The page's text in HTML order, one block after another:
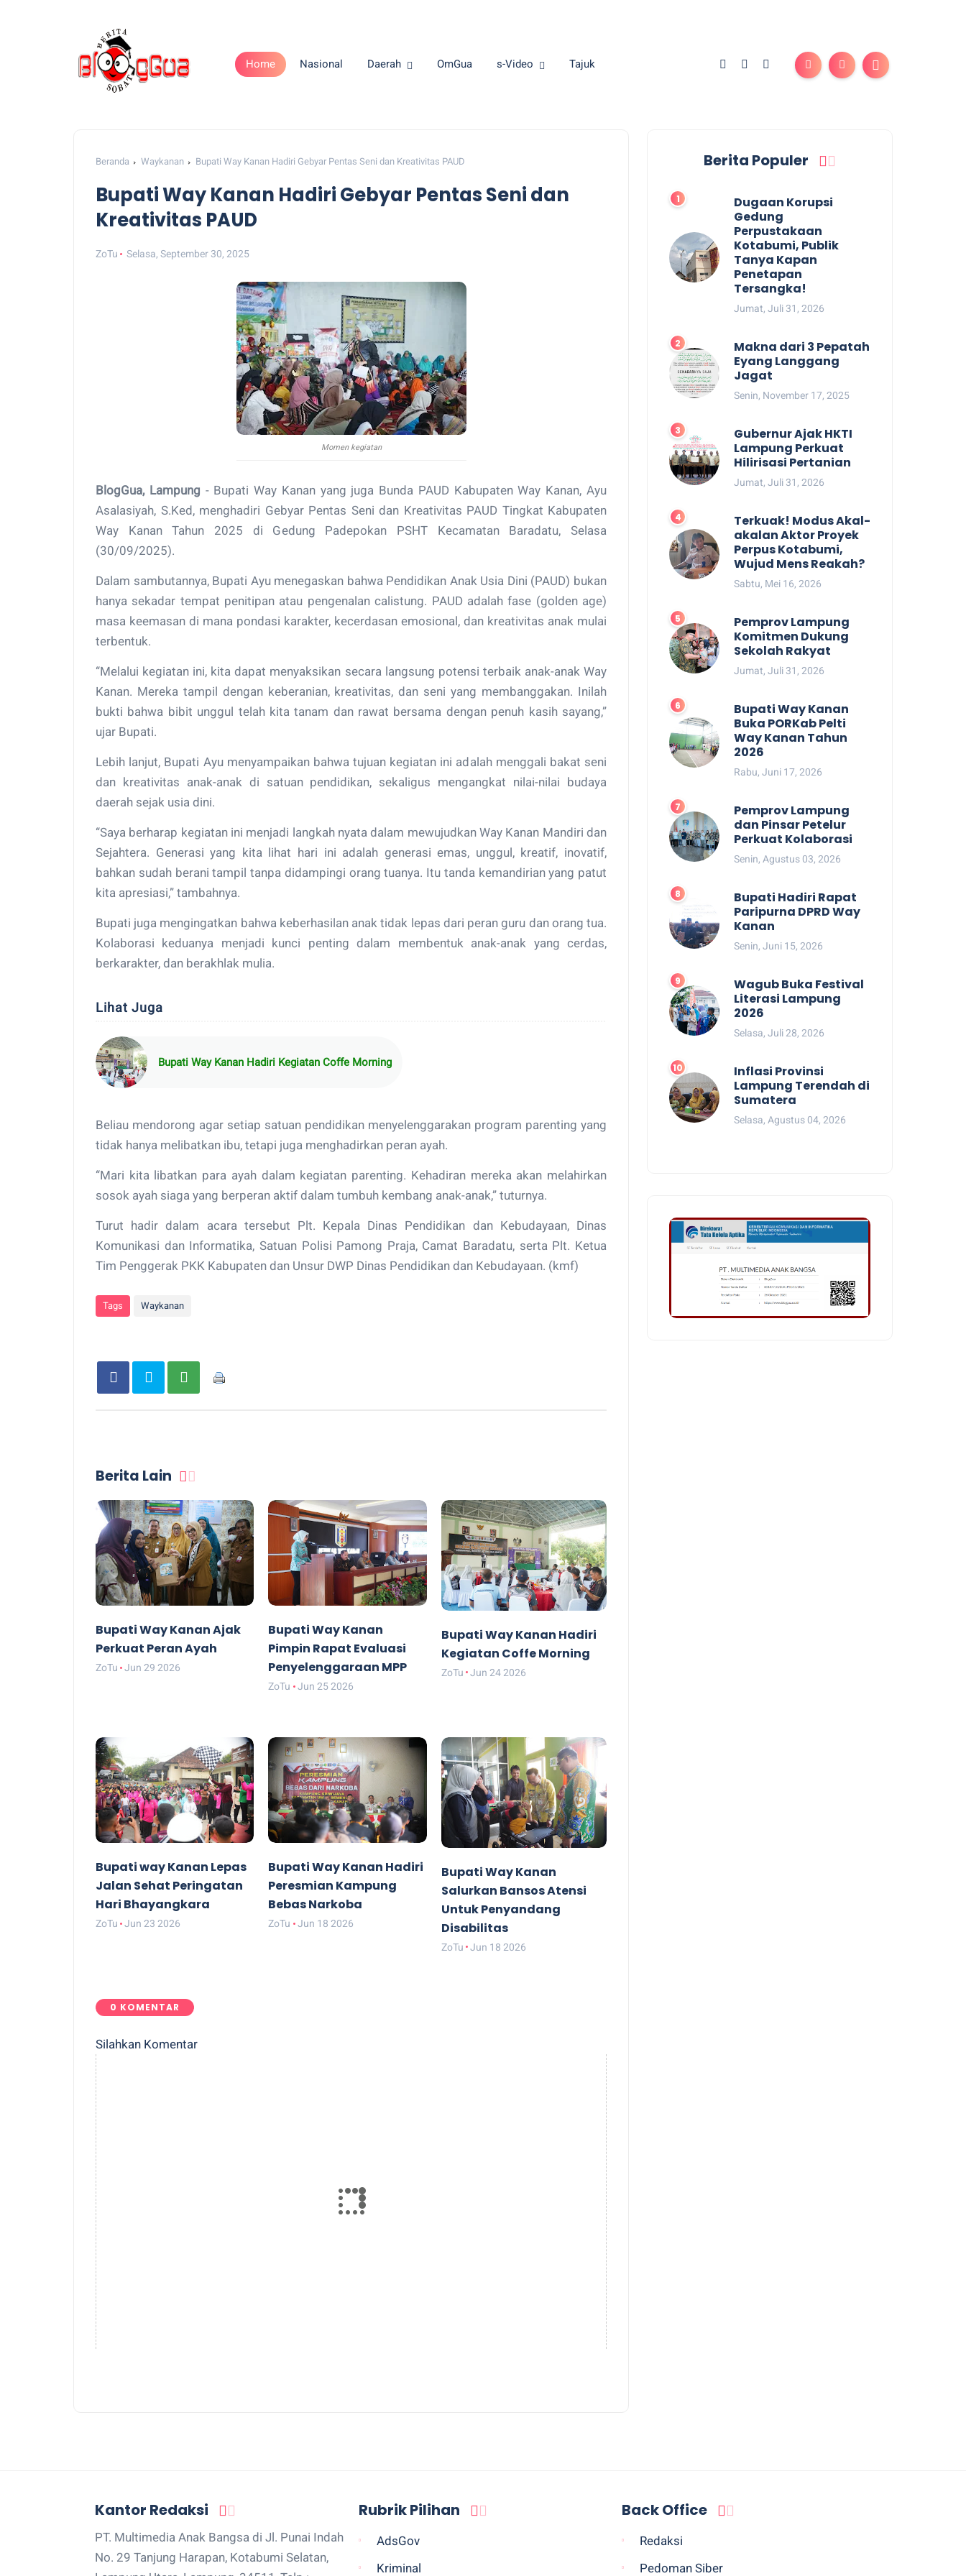
Home Nasional Daerah OmGua s-Video Tajuk
Beranda Waykanan Bupati Way Kanan Hadiri Gebyar Pentas Seni dan Kreativitas PAUD
Bupati Way Kanan Hadiri Gebyar Pentas Seni dan
Kreativitas PAUD
ZoTu Selasa, September 30, 2025
Momen kegiatan
BlogGua, Lampung - Bupati Way Kanan yang juga Bunda PAUD Kabupaten Way Kanan, Ayu
Asalasiyah, S.Ked, menghadiri Gebyar Pentas Seni dan Kreativitas PAUD Tingkat Kabupaten
Way Kanan Tahun 2025 di Gedung Padepokan PSHT Kecamatan Baradatu, Selasa
(30/09/2025).
Dalam sambutannya, Bupati Ayu menegaskan bahwa Pendidikan Anak Usia Dini (PAUD) bukan
hanya sekadar tempat penitipan atau pengenalan calistung. PAUD adalah fase (golden age)
masa keemasan di mana pondasi karakter, kecerdasan emosional, dan kreativitas anak mulai
terbentuk.
“Melalui kegiatan ini, kita dapat menyaksikan secara langsung potensi terbaik anak-anak Way
Kanan. Mereka tampil dengan keberanian, kreativitas, dan seni yang membanggakan. Inilah
bukti bahwa bibit unggul telah kita tanam dan rawat bersama dengan penuh kasih sayang,”
ujar Bupati.
Lebih lanjut, Bupati Ayu menyampaikan bahwa tujuan kegiatan ini adalah menggali bakat seni
dan kreativitas anak-anak di satuan pendidikan, sekaligus mengangkat nilai-nilai budaya
daerah sejak usia dini.
“Saya berharap kegiatan ini menjadi langkah nyata dalam mewujudkan Way Kanan Mandiri dan
Sejahtera. Generasi yang kita lihat hari ini adalah generasi emas, unggul, kreatif, inovatif,
bahkan sudah berani tampil tanpa didampingi orang tuanya. Itu tanda kemandirian yang patut
kita apresiasi,” tambahnya.
Bupati juga mengingatkan bahwa keberhasilan anak tidak lepas dari peran guru dan orang tua.
Kolaborasi keduanya menjadi kunci penting dalam membentuk anak-anak yang cerdas,
berkarakter, dan berakhlak mulia.
Lihat Juga
Bupati Way Kanan Hadiri Kegiatan Coffe Morning
Beliau mendorong agar setiap satuan pendidikan menyelenggarakan program parenting yang
tidak hanya melibatkan ibu, tetapi juga menghadirkan peran ayah.
“Mari kita libatkan para ayah dalam kegiatan parenting. Kehadiran mereka akan melahirkan
sosok ayah siaga yang berperan aktif dalam tumbuh kembang anak-anak,” tuturnya.
Turut hadir dalam acara tersebut Plt. Kepala Dinas Pendidikan dan Kebudayaan, Dinas
Komunikasi dan Informatika, Satuan Polisi Pamong Praja, Camat Baradatu, serta Plt. Ketua
Tim Penggerak PKK Kabupaten dan Unsur DWP Dinas Pendidikan dan Kebudayaan. (kmf)
Tags Waykanan
Berita Lain
Bupati Way Kanan Ajak
Perkuat Peran Ayah
ZoTu Jun 29 2026
Bupati Way Kanan
Pimpin Rapat Evaluasi
Penyelenggaraan MPP
ZoTu Jun 25 2026
Bupati Way Kanan Hadiri
Kegiatan Coffe Morning
ZoTu Jun 24 2026
Bupati way Kanan Lepas
Jalan Sehat Peringatan
Hari Bhayangkara
ZoTu Jun 23 2026
Bupati Way Kanan Hadiri
Peresmian Kampung
Bebas Narkoba
ZoTu Jun 18 2026
Bupati Way Kanan
Salurkan Bansos Atensi
Untuk Penyandang
Disabilitas
ZoTu Jun 18 2026
0 KOMENTAR
Silahkan Komentar
Berita Populer
Dugaan Korupsi
Gedung
Perpustakaan
Kotabumi, Publik
Tanya Kapan
Penetapan
Tersangka!
Jumat, Juli 31, 2026
Makna dari 3 Pepatah
Eyang Langgang
Jagat
Senin, November 17, 2025
Gubernur Ajak HKTI
Lampung Perkuat
Hilirisasi Pertanian
Jumat, Juli 31, 2026
Terkuak! Modus Akal-
akalan Aktor Proyek
Perpus Kotabumi,
Wujud Mens Reakah?
Sabtu, Mei 16, 2026
Pemprov Lampung
Komitmen Dukung
Sekolah Rakyat
Jumat, Juli 31, 2026
Bupati Way Kanan
Buka PORKab Pelti
Way Kanan Tahun
2026
Rabu, Juni 17, 2026
Pemprov Lampung
dan Pinsar Petelur
Perkuat Kolaborasi
Senin, Agustus 03, 2026
Bupati Hadiri Rapat
Paripurna DPRD Way
Kanan
Senin, Juni 15, 2026
Wagub Buka Festival
Literasi Lampung
2026
Selasa, Juli 28, 2026
Inflasi Provinsi
Lampung Terendah di
Sumatera
Selasa, Agustus 04, 2026
Kantor Redaksi
PT. Multimedia Anak Bangsa di Jl. Punai Indah
No. 29 Tanjung Harapan, Kotabumi Selatan,
Rubrik Pilihan
AdsGov
Kriminal
Back Office
Redaksi
Pedoman Siber